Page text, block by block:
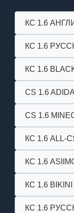
КС 1.6
КС 1.6
КС 1.6
CS 1.6
CS 1.6
КС 1.6 ALL-
КС 1.6
КС 1.6 BIKINI
КС 1.6